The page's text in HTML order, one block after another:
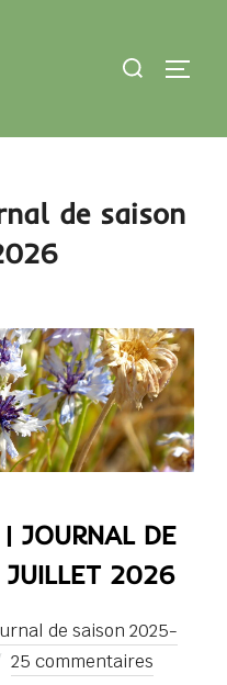
Rechercher :
de saison
JOURNAL DE
JUILLET 2026
de saison 2025-
25 commentaires